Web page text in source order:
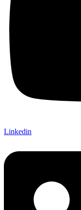
Linkedin